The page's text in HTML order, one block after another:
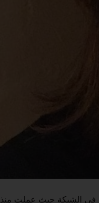
في الشبكة حيث عملت منذ